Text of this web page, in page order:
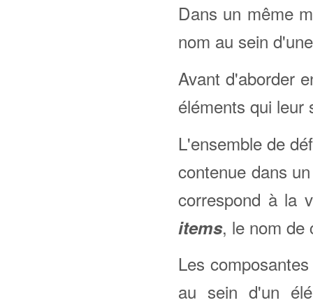
Dans un même
nom au sein
Avant d'aborder
éléments qui leur
L'ensemble de
contenue dans
correspond à la
items, le nom de
Les
au sein d'un